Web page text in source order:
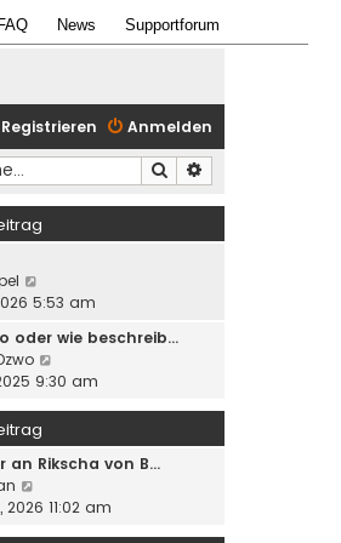
FAQ News Supportforum
Anmelden
Registrieren
Suche
e
e
s
t
e
r
B
e
i
t
5:53 am
oder wie beschreib…
e
s
t
r
B
9:30 am
an Rikscha von B…
e
2026 11:02 am